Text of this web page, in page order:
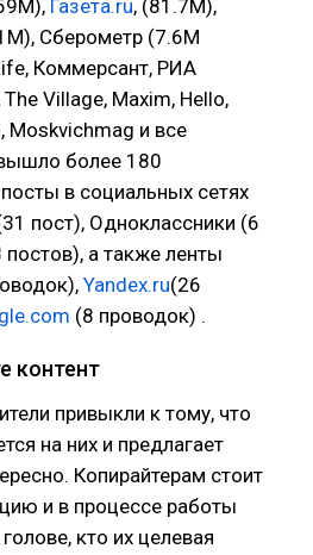
Газета.ru, (81.7М),
Сберометр (7.6М
Коммерсант, РИА
Village, Maxim, Hello,
Moskvichmag и все
более 180
в социальных сетях
пост), Одноклассники (6
а также ленты
Yandex.ru(26
(8 проводок) .
контент
привыкли к тому, что
на них и предлагает
Копирайтерам стоит
и в процессе работы
кто их целевая